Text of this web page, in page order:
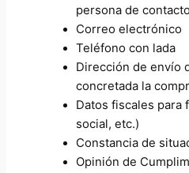
persona de contacto
Correo electrónico
Teléfono con lada
Dirección de envío
concretada la
Datos fiscales para
social, etc.)
Constancia de
Opinión de